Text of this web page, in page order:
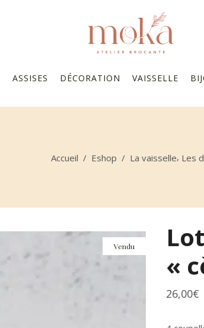
ASSISES DÉCORATION VAISSELLE
Accueil / Eshop / La vaisselle, Les
Vendu
«
26,00€